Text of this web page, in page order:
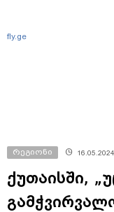
fly.ge
რეგიონი
ქუთაისში,